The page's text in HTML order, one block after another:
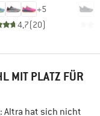
+5
4,7(20)
MIT PLATZ FÜR
Altra hat sich nicht